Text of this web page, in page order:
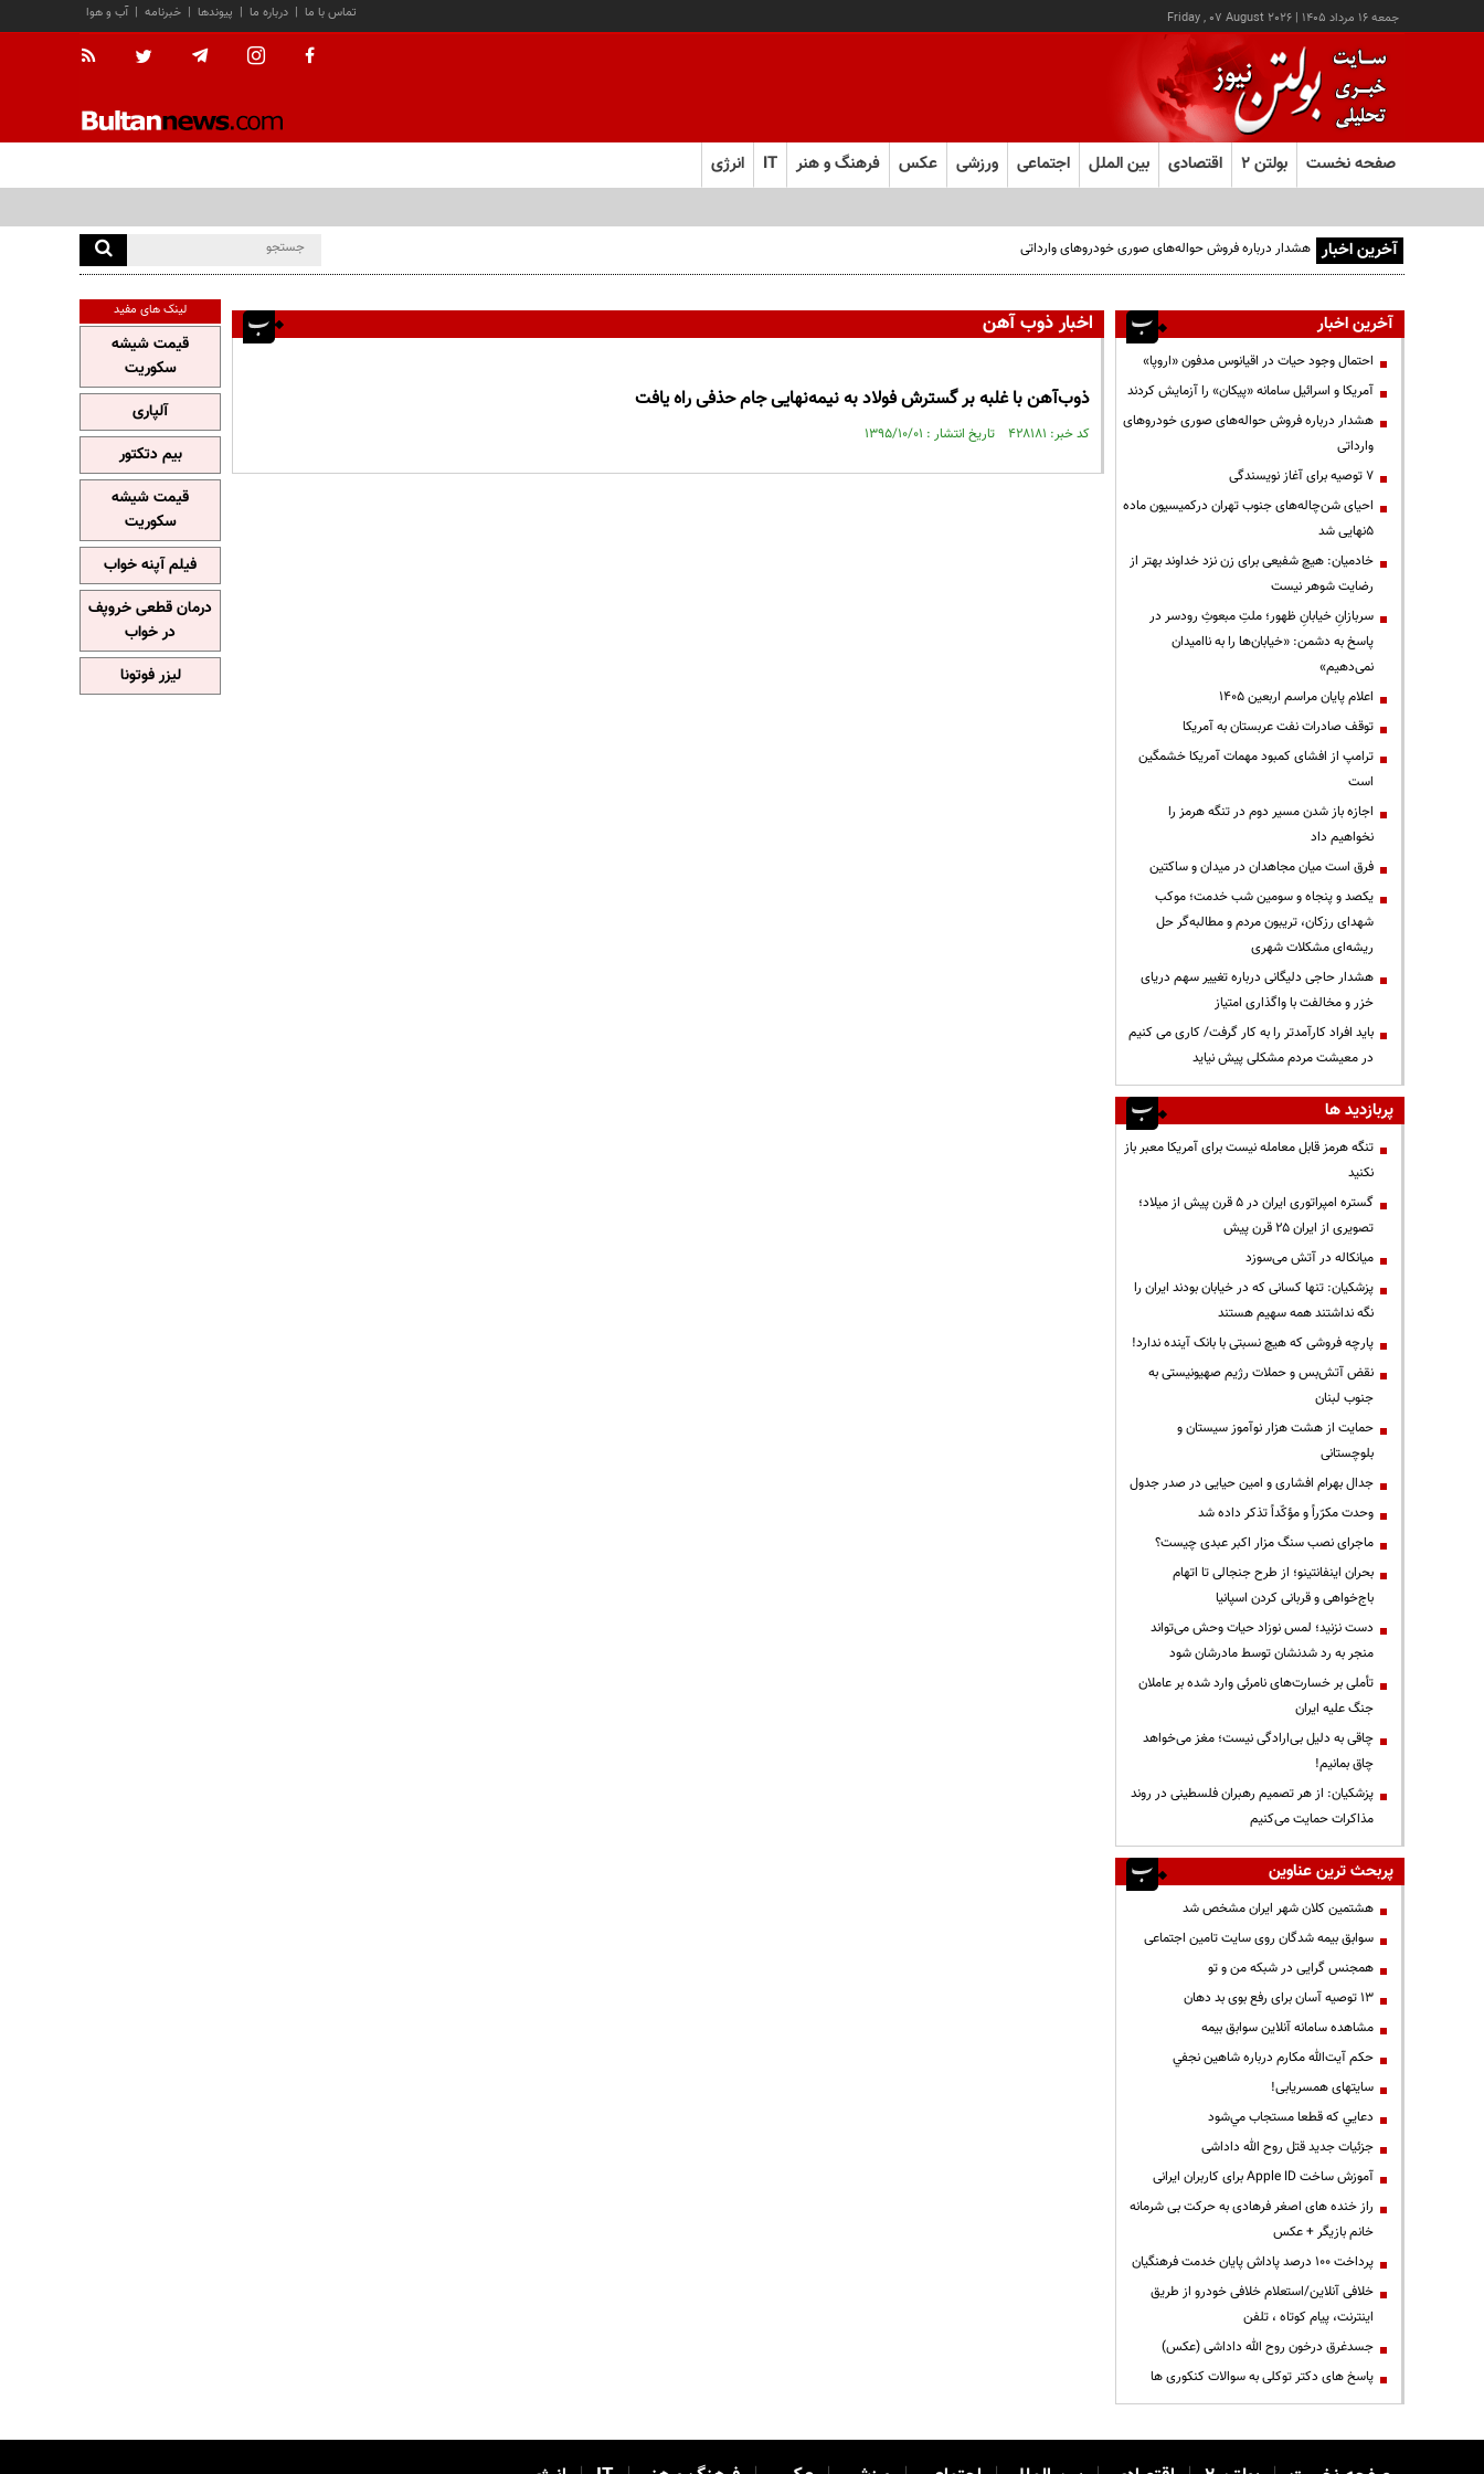
جمعه ۱۶ مرداد ۱۴۰۵ |
Friday , 07 August 2026 آب و هوا | خبرنامه | پیوندها | درباره ما | تماس با ما
صفحه نخست بولتن ۲ اقتصادی بین الملل اجتماعی ورزشی عکس فرهنگ و هنر IT انرژی
آخرین اخبار هشدار درباره فروش حواله‌های صوری خودروهای وارداتی
اخبار ذوب آهن
ذوب‌آهن با غلبه بر گسترش فولاد به نیمه‌نهایی جام حذفی راه یافت
کد خبر: ۴۲۸۱۸۱ تاریخ انتشار : ۱۳۹۵/۱۰/۰۱
آخرین اخبار
احتمال وجود حیات در اقیانوس مدفون «اروپا»
آمریکا و اسرائیل سامانه «پیکان» را آزمایش کردند
هشدار درباره فروش حواله‌های صوری خودروهای
وارداتی
۷ توصیه برای آغاز نویسندگی
احیای شن‌چاله‌های جنوب تهران درکمیسیون ماده
۵نهایی شد
خادمیان: هیچ شفیعی برای زن نزد خداوند بهتر از
رضایت شوهر نیست
سربازانِ خیابانِ ظهور؛ ملتِ مبعوثِ رودسر در
پاسخ به دشمن: «خیابان‌ها را به ناامیدان
نمی‌دهیم»
اعلام پایان مراسم اربعین ۱۴۰۵
توقف صادرات نفت عربستان به آمریکا
ترامپ از افشای کمبود مهمات آمریکا خشمگین
است
اجازه باز شدن مسیر دوم در تنگه هرمز را
نخواهیم داد
فرق است میان مجاهدان در میدان و ساکتین
یکصد و پنجاه و سومین شب خدمت؛ موکب
شهدای رزکان، تریبون مردم و مطالبه‌گر حل
ریشه‌ای مشکلات شهری
هشدار حاجی دلیگانی درباره تغییر سهم دریای
خزر و مخالفت با واگذاری امتیاز
باید افراد کارآمدتر را به کار گرفت/ کاری می کنیم
در معیشت مردم مشکلی پیش نیاید
پربازدید ها
تنگه هرمز قابل معامله نیست برای آمریکا معبر باز
نکنید
گستره امپراتوری ایران در ۵ قرن پیش از میلاد؛
تصویری از ایران ۲۵ قرن پیش
میانکاله در آتش می‌سوزد
پزشکیان: تنها کسانی که در خیابان بودند ایران را
نگه نداشتند همه سهیم هستند
پارچه فروشی که هیچ نسبتی با بانک آینده ندارد!
نقض آتش‌بس و حملات رژیم صهیونیستی به
جنوب لبنان
حمایت از هشت هزار نوآموز سیستان و
بلوچستانی
جدال بهرام افشاری و امین حیایی در صدر جدول
وحدت مکرّراً و مؤکّداً تذکر داده شد
ماجرای نصب سنگ مزار اکبر عبدی چیست؟
بحران اینفانتینو؛ از طرح جنجالی تا اتهام
باج‌خواهی و قربانی کردن اسپانیا
دست نزنید؛ لمس نوزاد حیات وحش می‌تواند
منجر به رد شدنشان توسط مادرشان شود
تأملی بر خسارت‌های نامرئی وارد شده بر عاملان
جنگ علیه ایران
چاقی به دلیل بی‌ارادگی نیست؛ مغز می‌خواهد
چاق بمانیم!
پزشکیان: از هر تصمیم رهبران فلسطینی در روند
مذاکرات حمایت می‌کنیم
پربحث ترین عناوین
هشتمین کلان شهر ایران مشخص شد
سوابق بیمه شدگان روی سایت تامین اجتماعی
همجنس گرایی در شبکه من و تو
13 توصیه آسان برای رفع بوی بد دهان
مشاهده سامانه آنلاين سوابق بیمه
حكم آيت‌الله مكارم درباره شاهين نجفي
سایتهای همسریابی!
دعايي كه قطعا مستجاب مي‌شود
جزئیات جدید قتل روح الله داداشی
آموزش ساخت Apple ID برای کاربران ایرانی
راز خنده های اصغر فرهادی به حرکت بی شرمانه
خانم بازیگر + عکس
پرداخت ۱۰۰ درصد پاداش پایان خدمت فرهنگیان
خلافی آنلاین/استعلام خلافی خودرو از طریق
اینترنت، پیام کوتاه ، تلفن
جسدغرق درخون روح الله داداشی (عکس)
پاسخ های دکتر توکلی به سوالات کنکوری ها
لینک های مفید
قیمت شیشه
سکوریت
آلپاری
بیم دتکتور
قیمت شیشه
سکوریت
فیلم آپنه خواب
درمان قطعی خروپف
در خواب
لیزر فوتونا